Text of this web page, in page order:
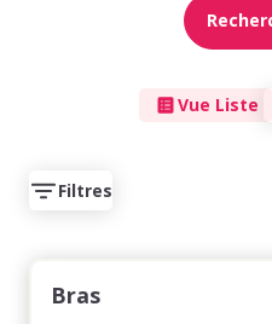
Vue Liste
Filtres
Bras